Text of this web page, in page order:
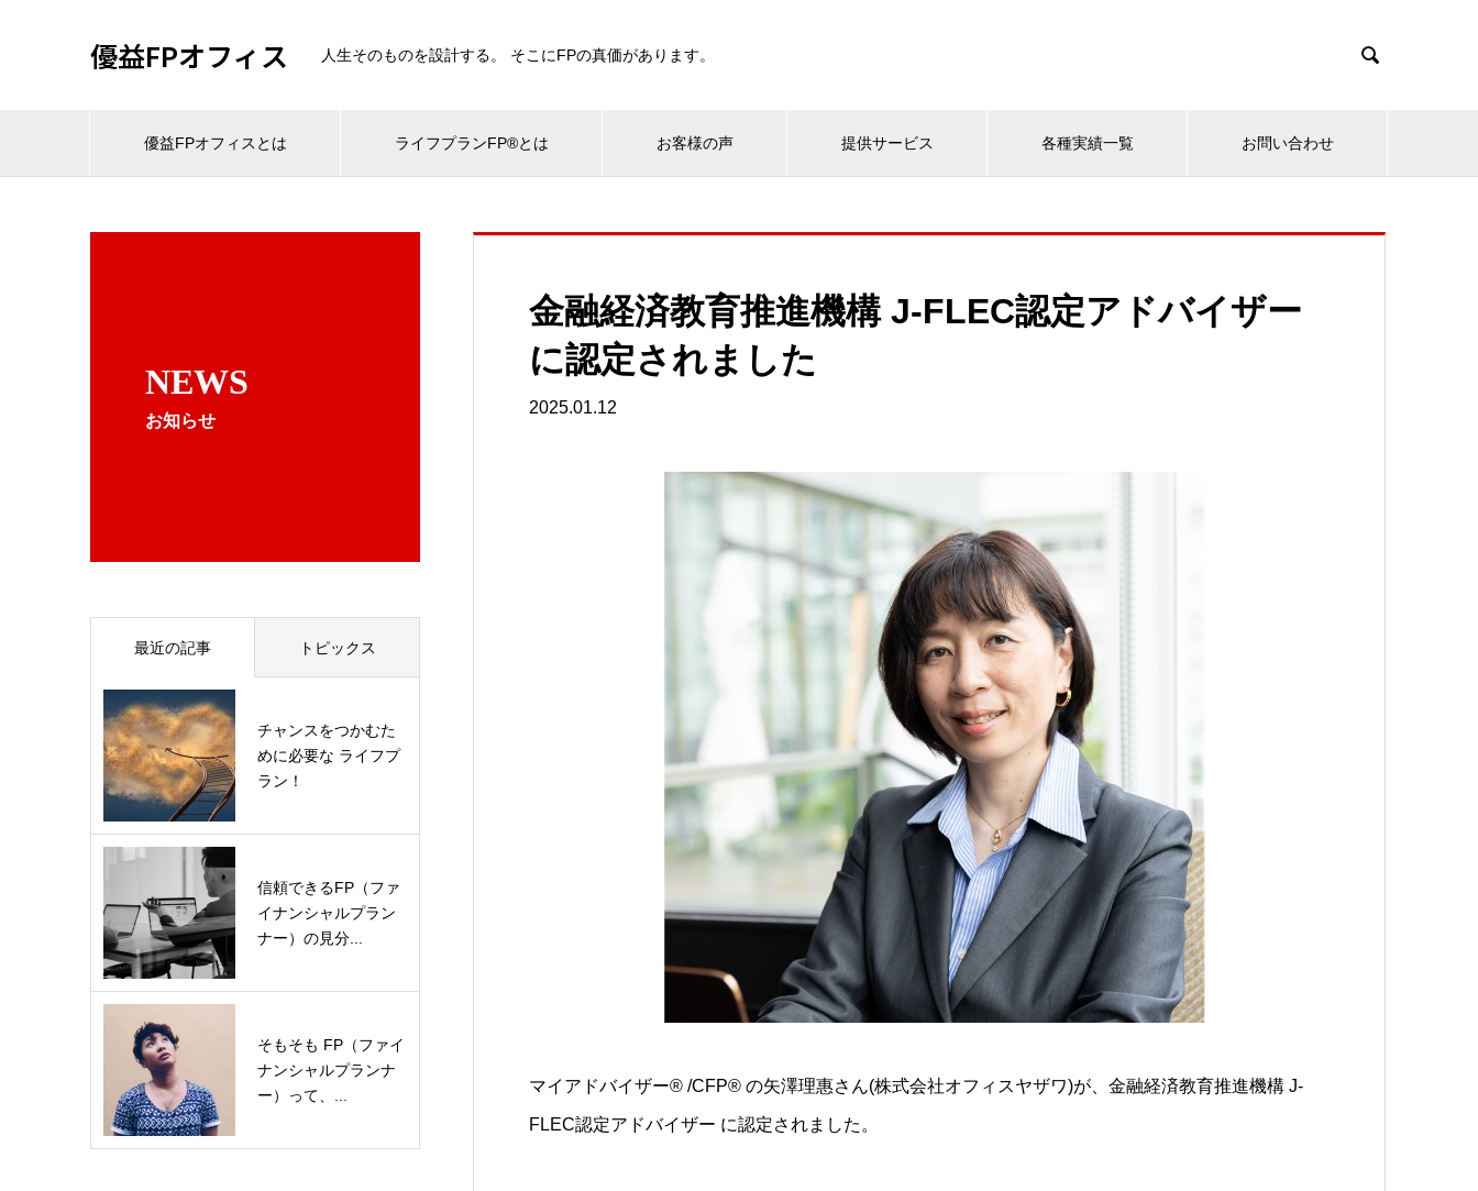
優益FPオフィス 人生そのものを設計する。 そこにFPの真価があります。 
優益FPオフィスとは ライフプランFP®とは お客様の声 提供サービス 各種実績一覧 お問い合わせ
NEWS
お知らせ
金融経済教育推進機構 J-FLEC認定アドバイザー
に認定されました
2025.01.12
マイアドバイザー® /CFP® の矢澤理惠さん(株式会社オフィスヤザワ)が、金融経済教育推進機構 J-
FLEC認定アドバイザー に認定されました。
最近の記事 トピックス
チャンスをつかむた
めに必要な ライフプ
ラン！
信頼できるFP（ファ
イナンシャルプラン
ナー）の見分...
そもそも FP（ファイ
ナンシャルプランナ
ー）って、...